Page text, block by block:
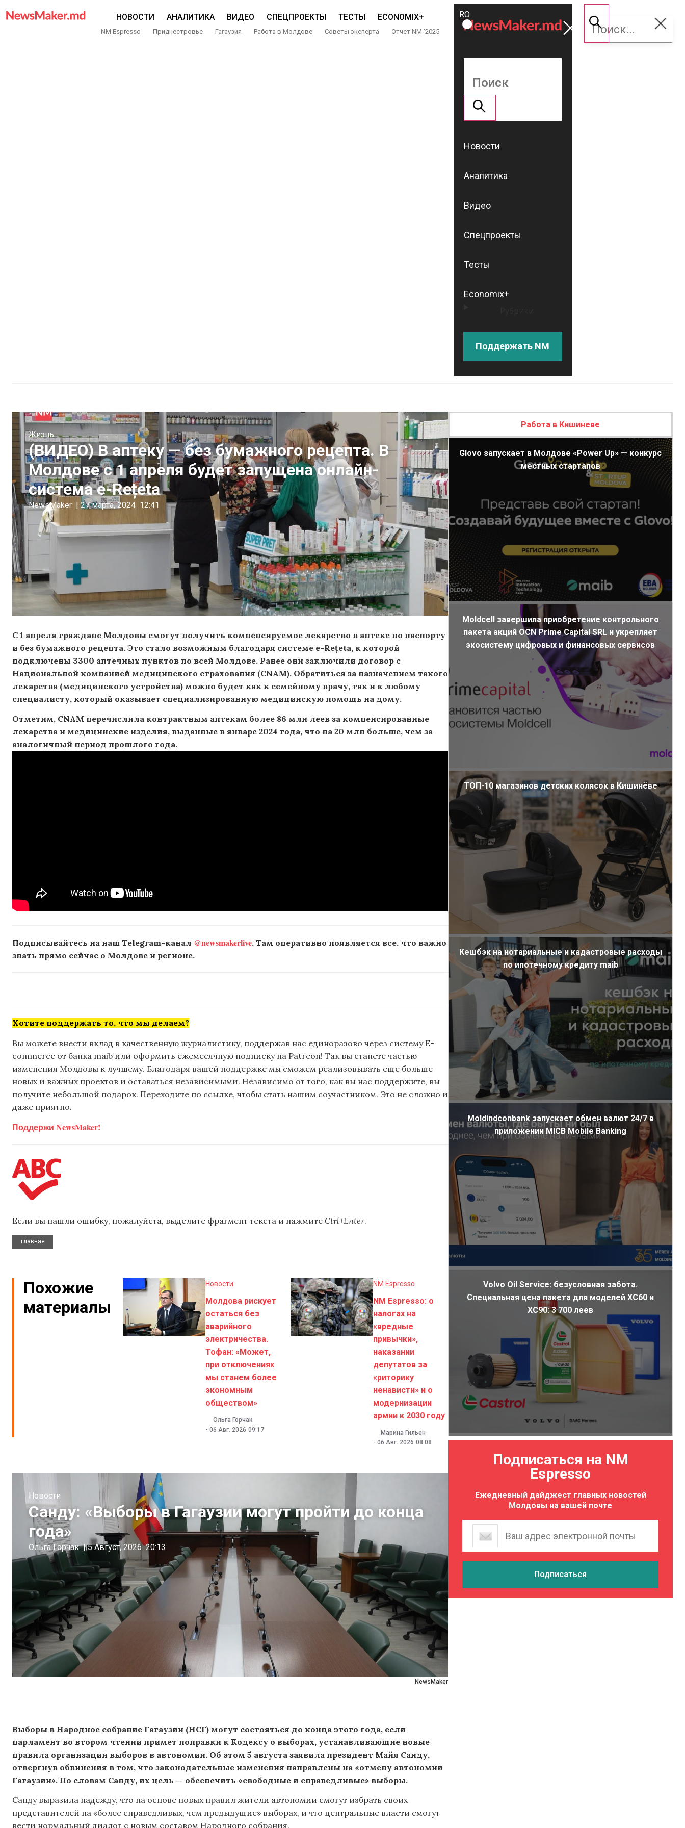
НОВОСТИ АНАЛИТИКА ВИДЕО СПЕЦПРОЕКТЫ ТЕСТЫ ECONOMIX+
NM Espresso Приднестровье Гагаузия Работа в Молдове Советы эксперта Отчет NM ‘2025
ROMÂNĂ
RU
Поддержать
NM
Новости
Аналитика
Видео
Спецпроекты
Тесты
Economix+
Поддержать NM
Жизнь
(ВИДЕО) В аптеку — без бумажного рецепта. В
Молдове с 1 апреля будет запущена онлайн-
система e-Rețeta
NewsMaker | 27 марта, 2024 12:41
С 1 апреля граждане Молдовы смогут получить компенсируемое лекарство в аптеке по паспорту
и без бумажного рецепта. Это стало возможным благодаря системе e-Rețeta, к которой
подключены 3300 аптечных пунктов по всей Молдове. Ранее они заключили договор с
Национальной компанией медицинского страхования (CNAM). Обратиться за назначением такого
лекарства (медицинского устройства) можно будет как к семейному врачу, так и к любому
специалисту, который оказывает специализированную медицинскую помощь на дому.
Отметим, CNAM перечислила контрактным аптекам более 86 млн леев за компенсированные
лекарства и медицинские изделия, выданные в январе 2024 года, что на 20 млн больше, чем за
аналогичный период прошлого года.
Подписывайтесь на наш Telegram-канал @newsmakerlive. Там оперативно появляется все, что важно
знать прямо сейчас о Молдове и регионе.
Хотите поддержать то, что мы делаем?
Вы можете внести вклад в качественную журналистику, поддержав нас единоразово через систему E-
commerce от банка maib или оформить ежемесячную подписку на Patreon! Так вы станете частью
изменения Молдовы к лучшему. Благодаря вашей поддержке мы сможем реализовывать еще больше
новых и важных проектов и оставаться независимыми. Независимо от того, как вы нас поддержите, вы
получите небольшой подарок. Переходите по ссылке, чтобы стать нашим соучастником. Это не сложно и
даже приятно.
Поддержи NewsMaker!
Если вы нашли ошибку, пожалуйста, выделите фрагмент текста и нажмите Ctrl+Enter.
главная
Похожие
материалы
Новости
Молдова рискует
остаться без
аварийного
электричества.
Тофан: «Может,
при отключениях
мы станем более
экономным
обществом»
Ольга Горчак
- 06 Авг. 2026 09:17
NM Espresso
NM Espresso: о
налогах на
«вредные
привычки»,
наказании
депутатов за
«риторику
ненависти» и о
модернизации
армии к 2030 году
Марина Гильен
- 06 Авг. 2026 08:08
NewsMaker
Новости
Санду: «Выборы в Гагаузии могут пройти до конца
года»
Ольга Горчак | 5 Август, 2026 20:13
Выборы в Народное собрание Гагаузии (НСГ) могут состояться до конца этого года, если
парламент во втором чтении примет поправки к Кодексу о выборах, устанавливающие новые
правила организации выборов в автономии. Об этом 5 августа заявила президент Майя Санду,
отвергнув обвинения в том, что законодательные изменения направлены на «отмену автономии
Гагаузии». По словам Санду, их цель — обеспечить «свободные и справедливые» выборы.
Санду выразила надежду, что на основе новых правил жители автономии смогут избрать своих
представителей на «более справедливых, чем предыдущие» выборах, и что центральные власти смогут
вести нормальный диалог с новым составом Народного собрания.
Работа в Кишиневе
Glovo запускает в Молдове «Power Up» — конкурс
местных стартапов
Moldcell завершила приобретение контрольного
пакета акций OCN Prime Capital SRL и укрепляет
экосистему цифровых и финансовых сервисов
ТОП-10 магазинов детских колясок в Кишинёве
Кешбэк на нотариальные и кадастровые расходы
по ипотечному кредиту maib
Moldindconbank запускает обмен валют 24/7 в
приложении MICB Mobile Banking
Volvo Oil Service: безусловная забота.
Специальная цена пакета для моделей XC60 и
XC90: 3 700 леев
Подписаться на NM
Espresso
Ежедневный дайджест главных новостей
Молдовы на вашей почте